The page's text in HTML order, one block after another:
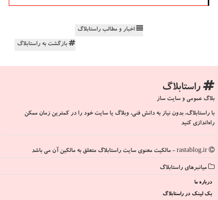
اخبار و مطالب راستابلاگ
بازگشت به راستابلاگ
راستابلاگ
بلاگ عمومی و سایت ساز
با راستابلاگ، بدون نیاز به دانش فنی، وبلاگ یا سایت خود را در کمترین زمان ممکن
راه‌اندازی کنید
میانبرهای راستابلاگ
درباره ما
بک لینک در راستابلاگ